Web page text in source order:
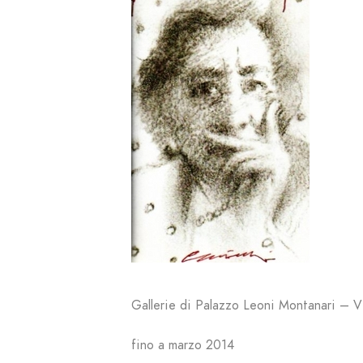
Gallerie di Palazzo Leoni Montanari –
fino a marzo 2014